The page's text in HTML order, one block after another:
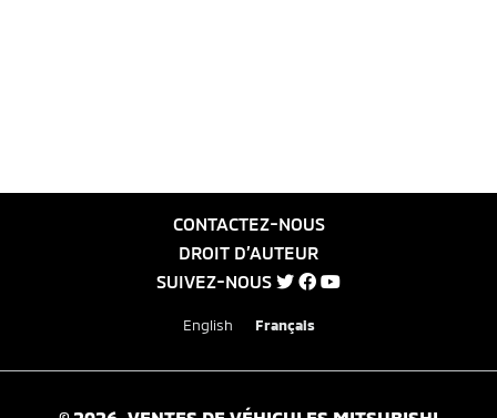
CONTACTEZ-NOUS
DROIT D’AUTEUR
SUIVEZ-NOUS
English Français